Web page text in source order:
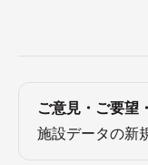
ご意見・ご要望
施設データの新